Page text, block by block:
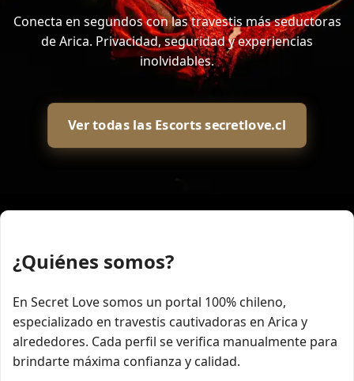
Conecta en segundos con las travestis más seductoras
de Arica. Privacidad, seguridad y experiencias
inolvidables.
Ver todas las Escorts secretlove.cl
¿Quiénes somos?
En Secret Love somos un portal 100% chileno,
especializado en travestis cautivadoras en Arica y
alrededores. Cada perfil se verifica manualmente para
brindarte máxima confianza y calidad.